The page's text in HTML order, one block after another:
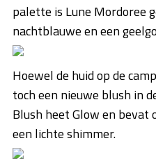
palette is Lune Mordoree
nachtblauwe en een
Hoewel de huid op de
toch een nieuwe blush in
Blush heet Glow en
een lichte shimmer.